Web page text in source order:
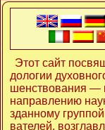
Этот сайт
до­ло­гии
шенст­во­ва­ния —
на­прав­ле­нию
здан­но­му
ва­те­лей,